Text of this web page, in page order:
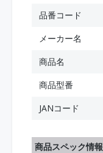
品番コード
メーカー名
商品名
商品型番
JANコード
商品スペック情報